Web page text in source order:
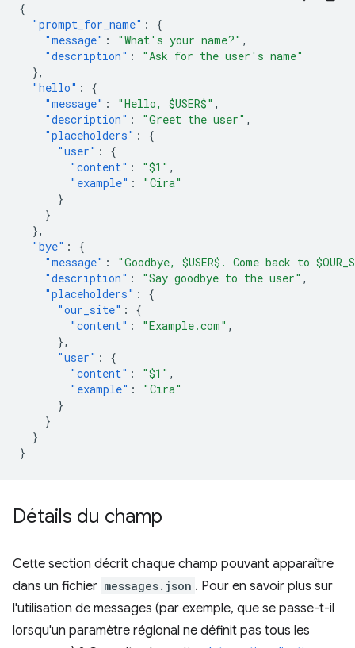
{
"prompt_for_name" :
{
"message" : "What's your name?" ,
"description" :
"Ask for the user's name"
},
"hello" :
{
"message" : "Hello, $USER$" ,
"description" : "Greet the user" ,
"placeholders" :
{
"user" :
{
"content" : "$1" ,
"example" :
"Cira"
}
}
},
"bye" :
{
"message" :
"Goodbye, $USER$. Come back to
"description" : "Say goodbye to the user" ,
"placeholders" :
{
"our_site" :
{
"content" : "Example.com" ,
},
"user" :
{
"content" : "$1" ,
"example" :
"Cira"
}
}
}
}
Détails du champ
Cette section décrit chaque champ pouvant apparaître
dans un fichier messages.json . Pour en savoir plus sur
l'utilisation de messages (par exemple, que se passe-t-il
lorsqu'un paramètre régional ne définit pas tous les